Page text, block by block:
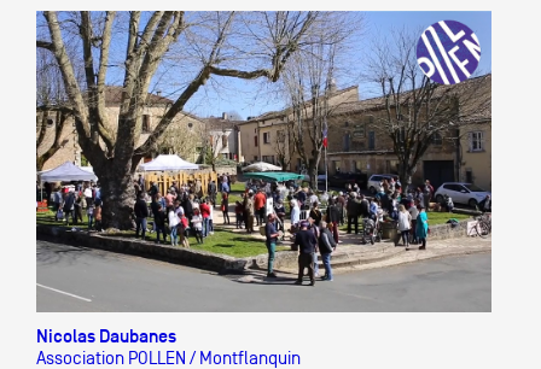
Nicolas Daubanes
Association POLLEN / Montflanquin